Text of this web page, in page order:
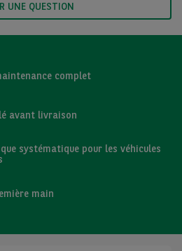
UNE QUESTION
complet
avant livraison
systématique pour les véhicules
main